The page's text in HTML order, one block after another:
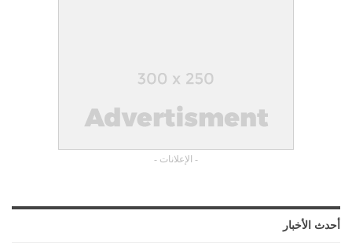
- الإعلانات -
أحدث الأخبار